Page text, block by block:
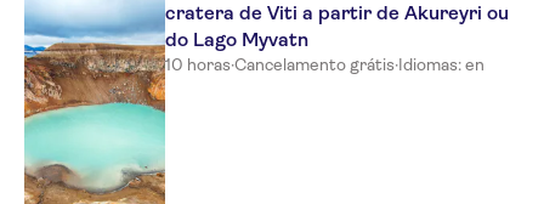
Berjaya Iceland Hotels Akureyri
Strandgata 11 Apartments
Amma Guesthouse
Hotel Kjarnalundar
cratera de Viti a partir de Akureyri ou
do Lago Myvatn
10 horas·Cancelamento grátis·Idiomas: en